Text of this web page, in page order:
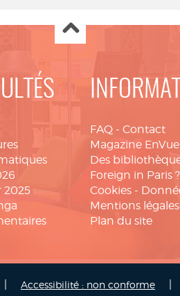
2025
FAQ - Contact
Magazine EnVue
Des
Foreign in Paris ?
Cookies -
Mentions légales
Plan du site
Accessibilité : non conforme